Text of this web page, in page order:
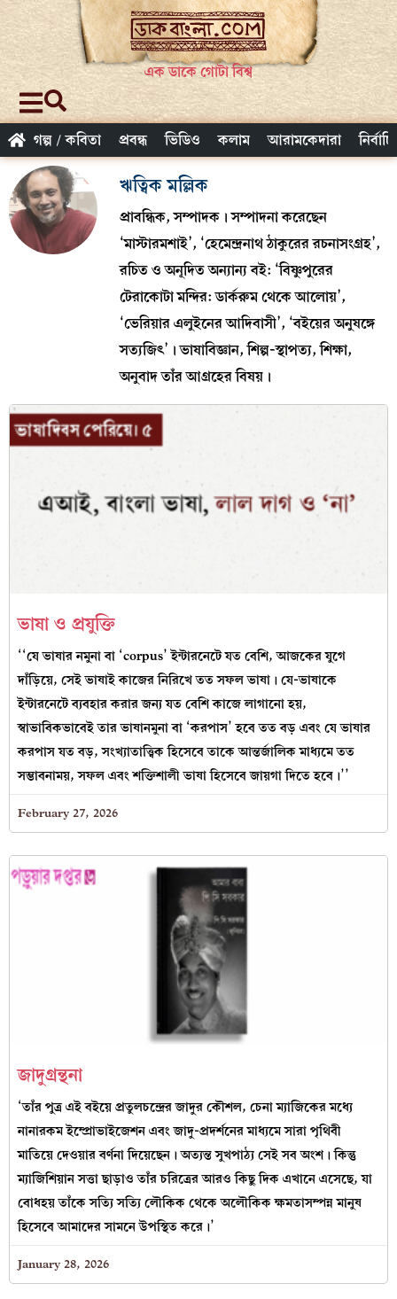
এক ডাকে গোটা বিশ্ব
গল্প / কবিতা প্রবন্ধ ভিডিও কলাম আরামকেদারা
ঋত্বিক মল্লিক
প্রাবন্ধিক, সম্পাদক। সম্পাদনা করেছেন
‘মাস্টারমশাই’, ‘হেমেন্দ্রনাথ ঠাকুরের রচনাসংগ্রহ’,
রচিত ও অনূদিত অন্যান্য বই: ‘বিষ্ণুপুরের
টেরাকোটা মন্দির: ডার্করুম থেকে আলোয়’,
‘ভেরিয়ার এলুইনের আদিবাসী’, ‘বইয়ের অনুষঙ্গে
সত্যজিৎ’। ভাষাবিজ্ঞান, শিল্প-স্থাপত্য, শিক্ষা,
অনুবাদ তাঁর আগ্রহের বিষয়।
ভাষা ও প্রযুক্তি
‘‘যে ভাষার নমুনা বা ‘corpus’ ইন্টারনেটে যত বেশি, আজকের যুগে
দাঁড়িয়ে, সেই ভাষাই কাজের নিরিখে তত সফল ভাষা। যে-ভাষাকে
ইন্টারনেটে ব্যবহার করার জন্য যত বেশি কাজে লাগানো হয়,
স্বাভাবিকভাবেই তার ভাষানমুনা বা ‘করপাস’ হবে তত বড় এবং যে ভাষার
করপাস যত বড়, সংখ্যাতাত্ত্বিক হিসেবে তাকে আন্তর্জালিক মাধ্যমে তত
সম্ভাবনাময়, সফল এবং শক্তিশালী ভাষা হিসেবে জায়গা দিতে হবে।’’
February 27, 2026
জাদুগ্রন্থনা
‘তাঁর পুত্র এই বইয়ে প্রতুলচন্দ্রের জাদুর কৌশল, চেনা ম্যাজিকের মধ্যে
নানারকম ইম্প্রোভাইজেশন এবং জাদু-প্রদর্শনের মাধ্যমে সারা পৃথিবী
মাতিয়ে দেওয়ার বর্ণনা দিয়েছেন। অত্যন্ত সুখপাঠ্য সেই সব অংশ। কিন্তু
ম্যাজিশিয়ান সত্তা ছাড়াও তাঁর চরিত্রের আরও কিছু দিক এখানে এসেছে, যা
বোধহয় তাঁকে সত্যি সত্যি লৌকিক থেকে অলৌকিক ক্ষমতাসম্পন্ন মানুষ
হিসেবে আমাদের সামনে উপস্থিত করে।’
January 28, 2026